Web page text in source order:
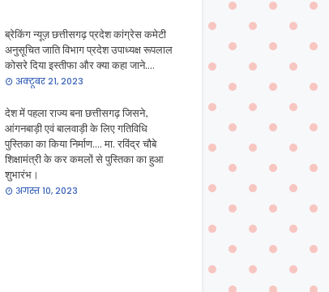
ब्रेकिंग न्यूज़ छत्तीसगढ़ प्रदेश कांग्रेस कमेटी
अनुसूचित जाति विभाग प्रदेश उपाध्यक्ष रूपलाल
कोसरे दिया इस्तीफा और क्या कहा जाने....
अक्टूबर 21, 2023
देश में पहला राज्य बना छत्तीसगढ़ जिसने,
आंगनबाड़ी एवं बालवाड़ी के लिए गतिविधि
पुस्तिका का किया निर्माण.... मा. रविंद्र चौबे
शिक्षामंत्री के कर कमलों से पुस्तिका का हुआ
शुभारंभ।
अगस्त 10, 2023